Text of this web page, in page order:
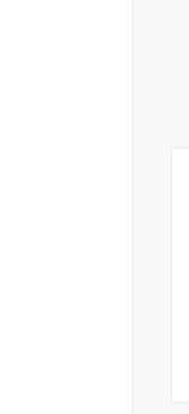
‘할
[2장
[5장
이 책
1. ‘
2. 누
3. 복
4. 돈